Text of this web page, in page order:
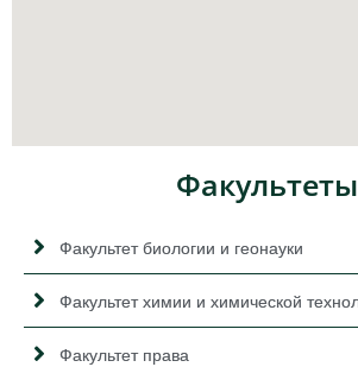
Факультеты
Факультет биологии и геонауки
Факультет химии и химической
Факультет права